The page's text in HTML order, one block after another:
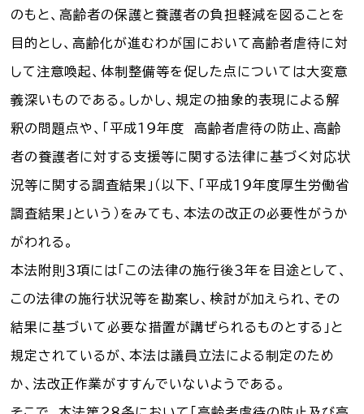
お知らせ一覧
Language
文字サイズ
のもと、高齢者の保護と養護者の負担軽減を図ることを
目的とし、高齢化が進むわが国において高齢者虐待に対
して注意喚起、体制整備等を促した点については大変意
義深いものである。しかし、規定の抽象的表現による解
釈の問題点や、「平成１９年度 高齢者虐待の防止、高齢
者の養護者に対する支援等に関する法律に基づく対応状
況等に関する調査結果」（以下、「平成１９年度厚生労働省
調査結果」という）をみても、本法の改正の必要性がうか
がわれる。
本法附則３項には「この法律の施行後３年を目途として、
この法律の施行状況等を勘案し、検討が加えられ、その
結果に基づいて必要な措置が講ぜられるものとする」と
規定されているが、本法は議員立法による制定のため
か、法改正作業がすすんでいないようである。